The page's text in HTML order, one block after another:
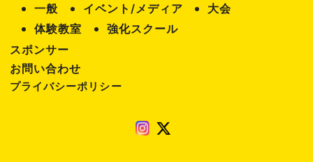
一般
イベント/メディア
大会
体験教室
強化スクール
スポンサー
お問い合わせ
プライバシーポリシー